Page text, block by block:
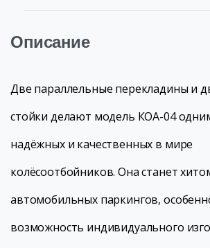
Описание
Две параллельные перекладины и
стойки делают модель КОА-04
надёжных и качественных в мире
колёсоотбойников. Она станет
автомобильных паркингов,
возможность индивидуального